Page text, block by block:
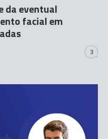
da eventual
facial em
3